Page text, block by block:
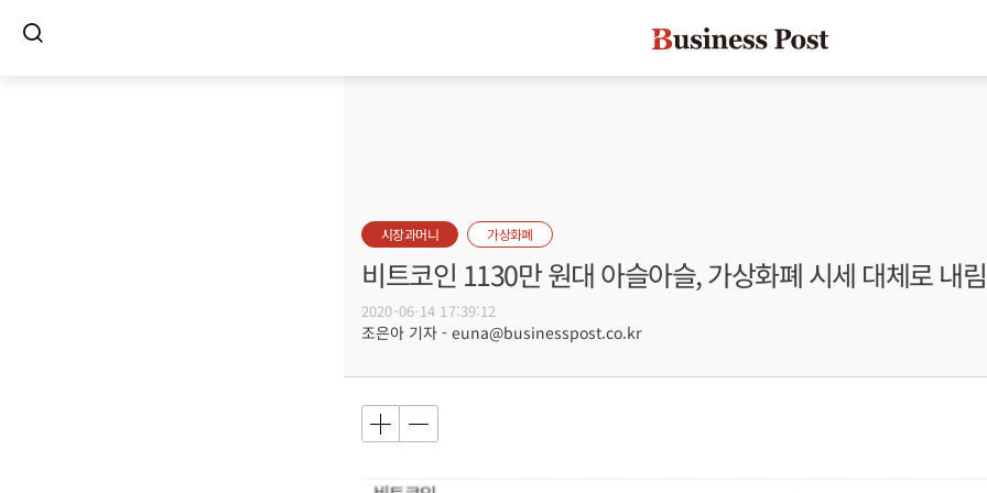
시장과머니 가상화폐
비트코인 1130만 원대 아슬아슬, 가상화폐 시세 대체로 내
2020-06-14 17:39:12
조은아 기자 - euna@businesspost.co.kr